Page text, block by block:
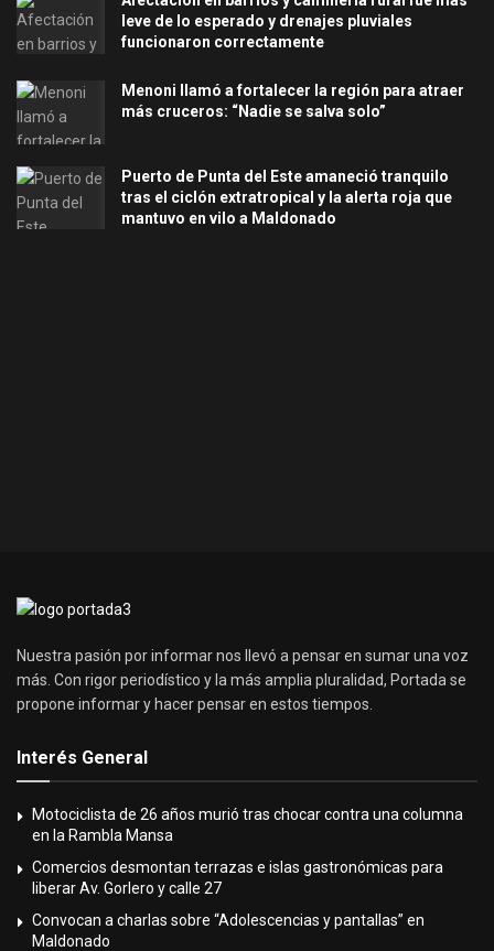
leve de lo esperado y drenajes pluviales
funcionaron correctamente
Menoni llamó a fortalecer la región para atraer
más cruceros: “Nadie se salva solo”
Puerto de Punta del Este amaneció tranquilo
tras el ciclón extratropical y la alerta roja que
mantuvo en vilo a Maldonado
Nuestra pasión por informar nos llevó a pensar en sumar una voz
más. Con rigor periodístico y la más amplia pluralidad, Portada se
propone informar y hacer pensar en estos tiempos.
Interés General
Motociclista de 26 años murió tras chocar contra una columna
en la Rambla Mansa
Comercios desmontan terrazas e islas gastronómicas para
liberar Av. Gorlero y calle 27
Convocan a charlas sobre “Adolescencias y pantallas” en
Maldonado